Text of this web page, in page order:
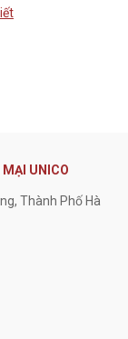
MẠI UNICO
Thành Phố Hà